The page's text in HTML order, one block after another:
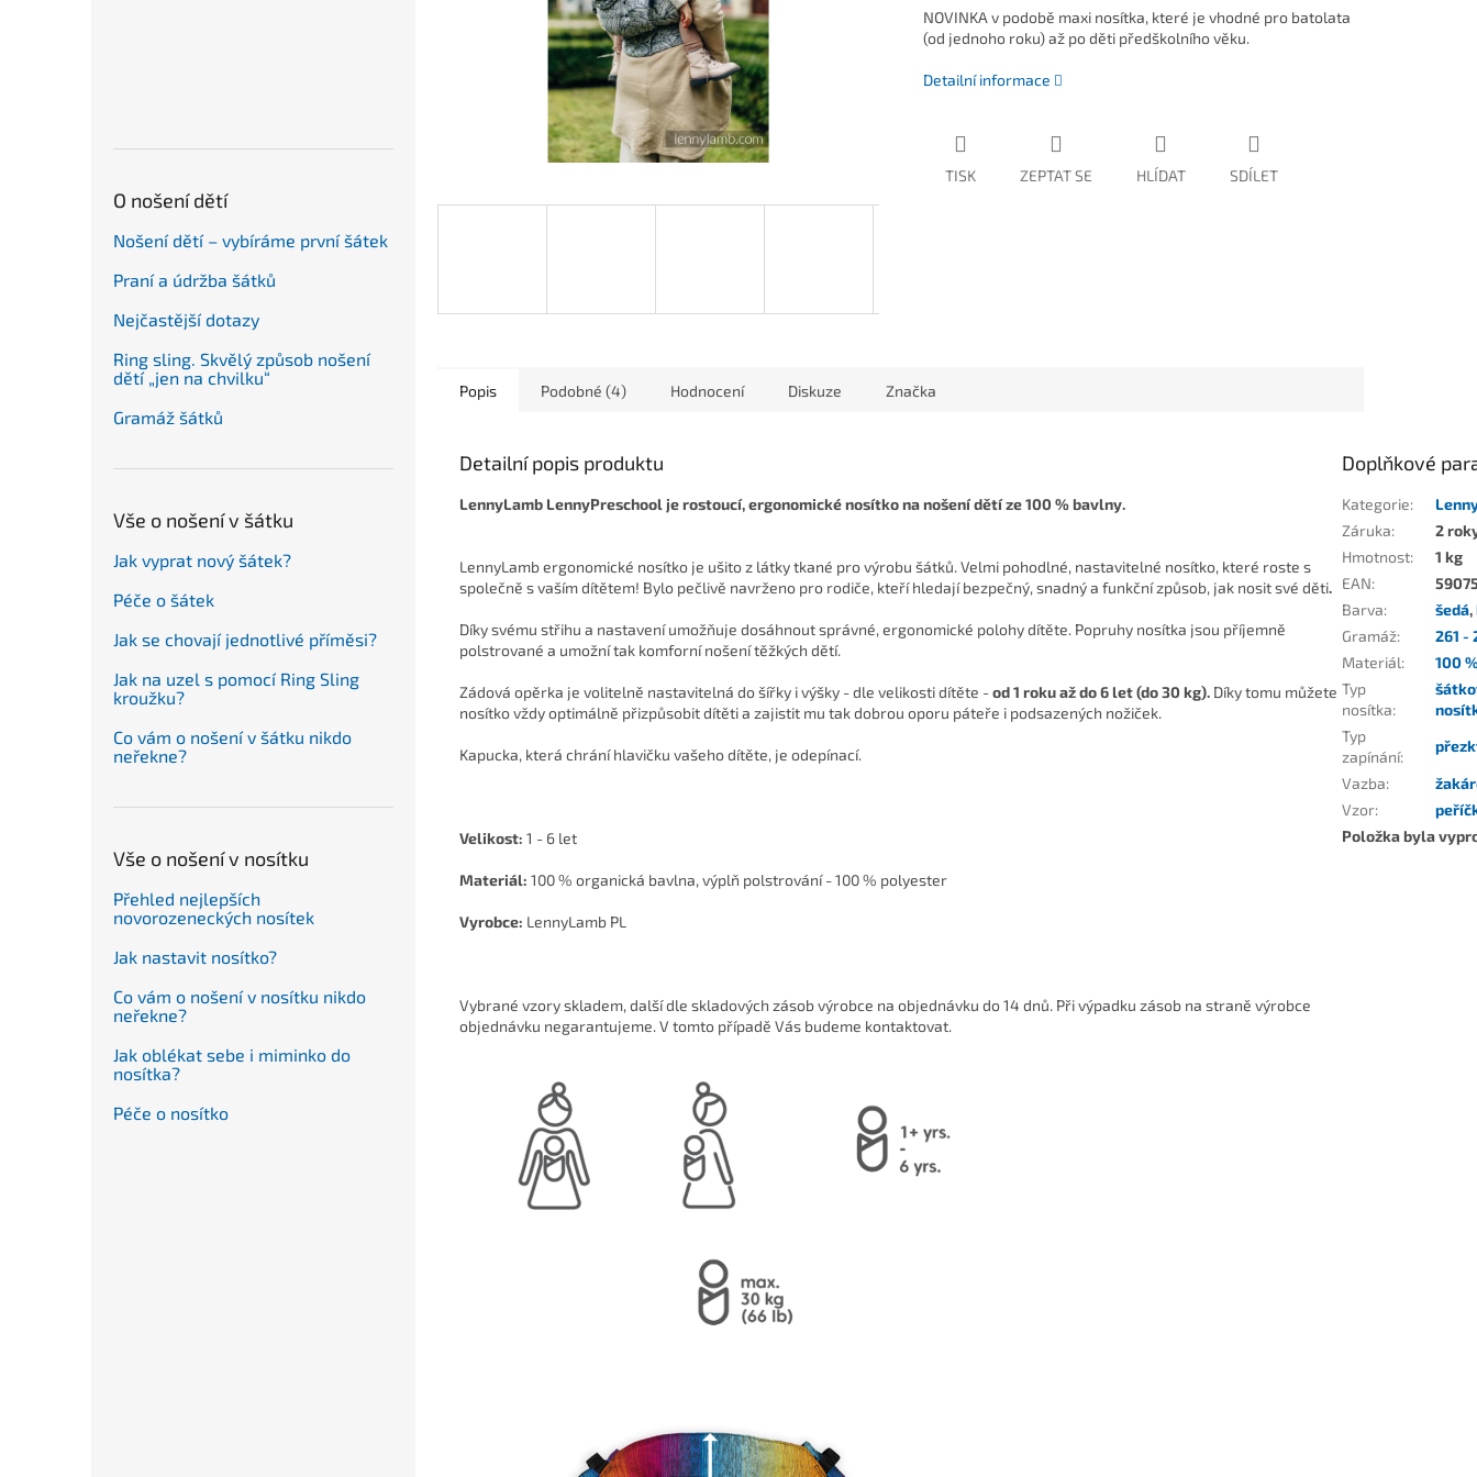
O nošení dětí
Nošení dětí – vybíráme první šátek
Praní a údržba šátků
Nejčastější dotazy
Ring sling. Skvělý způsob nošení
dětí „jen na chvilku“
Gramáž šátků
Vše o nošení v šátku
Jak vyprat nový šátek?
Péče o šátek
Jak se chovají jednotlivé příměsi?
Jak na uzel s pomocí Ring Sling
kroužku?
Co vám o nošení v šátku nikdo
neřekne?
Vše o nošení v nosítku
Přehled nejlepších
novorozeneckých nosítek
Jak nastavit nosítko?
Co vám o nošení v nosítku nikdo
neřekne?
Jak oblékat sebe i miminko do
nosítka?
Péče o nosítko
NOVINKA v podobě maxi nosítka, které je vhodné pro batolata
(od jednoho roku) až po děti předškolního věku.
Detailní informace
TISK ZEPTAT SE HLÍDAT SDÍLET
Popis Podobné (4) Hodnocení Diskuze Značka
Detailní popis produktu
LennyLamb LennyPreschool je rostoucí, ergonomické nosítko na nošení dětí ze100 % bavlny.
LennyLamb ergonomické nosítko je ušito z látky tkané pro výrobu šátků. Velmi pohodlné, nastavitelné nosítko, které roste s
společně s vaším dítětem! Bylo pečlivě navrženo pro rodiče, kteří hledají bezpečný, snadný a funkční způsob, jak nosit své děti.
Díky svému střihu a nastavení umožňuje dosáhnout správné, ergonomické polohy dítěte. Popruhy nosítka jsou příjemně
polstrované a umožní tak komforní nošení těžkých dětí.
Zádová opěrka je volitelně nastavitelná do šířky i výšky - dle velikosti dítěte -od 1 roku až do 6 let (do 30 kg). Díky tomu můžete
nosítko vždy optimálně přizpůsobit dítěti a zajistit mu tak dobrou oporu páteře i podsazených nožiček.
Kapucka, která chrání hlavičku vašeho dítěte, je odepínací.
Velikost: 1 - 6 let
Materiál: 100 % organická bavlna, výplň polstrování - 100 % polyester
Vyrobce: LennyLamb PL
Vybrané vzory skladem, další dle skladových zásob výrobce na objednávku do 14 dnů. Při výpadku zásob na straně výrobce
objednávku negarantujeme. V tomto případě Vás budeme kontaktovat.
Doplňkové
Kategorie:
Záruka:
2
Hmotnost:
1 kg
EAN:
Barva: šedá,
Gramáž:
261 -
Materiál:
100
Typ
nosítka:
Typ
zapínání:
Vazba:
Vzor:
Položka byla